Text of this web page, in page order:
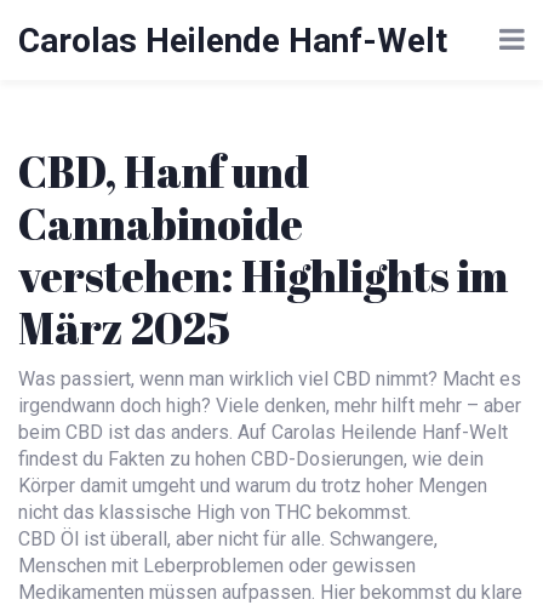
Carolas Heilende Hanf-Welt
CBD, Hanf und
Cannabinoide
verstehen: Highlights im
März 2025
Was passiert, wenn man wirklich viel CBD nimmt? Macht es
irgendwann doch high? Viele denken, mehr hilft mehr – aber
beim CBD ist das anders. Auf Carolas Heilende Hanf-Welt
findest du Fakten zu hohen CBD-Dosierungen, wie dein
Körper damit umgeht und warum du trotz hoher Mengen
nicht das klassische High von THC bekommst.
CBD Öl ist überall, aber nicht für alle. Schwangere,
Menschen mit Leberproblemen oder gewissen
Medikamenten müssen aufpassen. Hier bekommst du klare